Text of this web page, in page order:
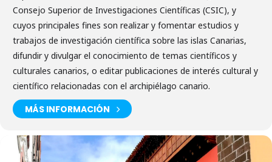
Consejo Superior de Investigaciones Científicas (CSIC), y
cuyos principales fines son realizar y fomentar estudios y
trabajos de investigación científica sobre las islas Canarias,
difundir y divulgar el conocimiento de temas científicos y
culturales canarios, o editar publicaciones de interés cultural y
científico relacionadas con el archipiélago canario.
MÁS INFORMACIÓN